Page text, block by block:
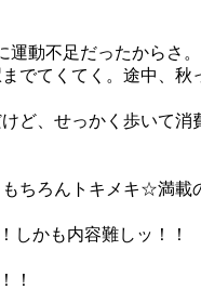
動不足だったからさ。
てくてく。途中、秋
、せっかく歩いて
ちろんトキメキ☆満
しかも内容難しッ！！
！